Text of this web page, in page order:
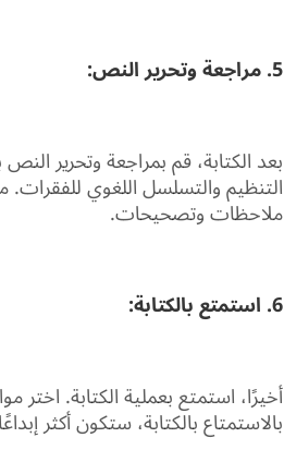
5. مراجعة وتحرير النص:
بعد الكتابة، قم بمراجعة وتحرير
التنظيم والتسلسل اللغوي
ملاحظات وتصحيحات.
6. استمتع بالكتابة:
أخيرًا، استمتع بعملية الكتابة.
بالاستمتاع بالكتابة، ستكون أكثر